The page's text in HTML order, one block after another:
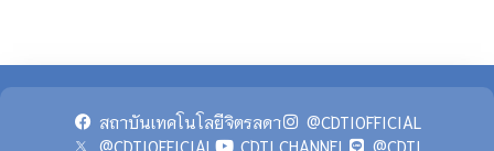
สถาบันเทคโนโลยีจิตรลดา
@CDTIOFFICIAL
@CDTIOFFICIAL
CDTI CHANNEL @CDTI